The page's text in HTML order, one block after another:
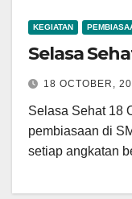
KEGIATAN
Selasa
18 OCTOBER,
Selasa Sehat 18
pembiasaan di
setiap angkatan